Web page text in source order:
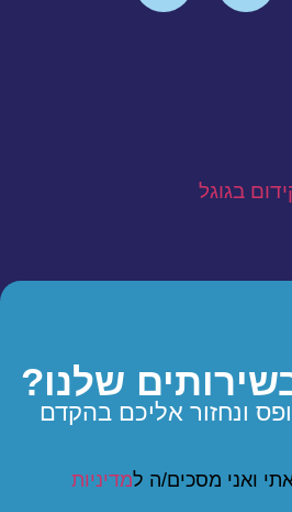
בגוגל
שלנו?
ונחזור אליכם בהקדם
ואני מסכים/ה למדיניות